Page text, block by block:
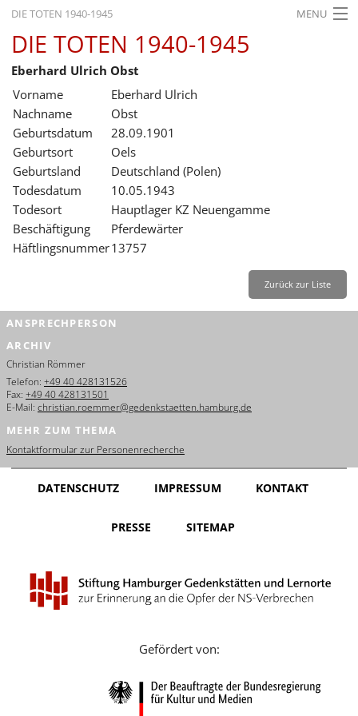
DIE TOTEN 1940-1945 MENU
STARTSEITE
AKTUELLES
AUSSTELLUNGEN
GESCHICHTE
BILDUNG
FORSCHUNG
SERVICE
Français
Dansk
Español
Nederlands
Português
Русский
Leichte Sprache
DIE TOTEN 1940-1945
Eberhard Ulrich Obst
Vorname
Eberhard Ulrich
Nachname
Obst
Geburtsdatum
28.09.1901
Geburtsort
Oels
Geburtsland
Deutschland (Polen)
Todesdatum
10.05.1943
Todesort
Hauptlager KZ Neuengamme
Beschäftigung
Pferdewärter
Häftlingsnummer13757
Zurück zur Liste
ANSPRECHPERSON
ARCHIV
Christian Römmer
Telefon: +49 40 428131526
Fax: +49 40 428131501
E-Mail: christian.roemmer@gedenkstaetten.hamburg.de
MEHR ZUM THEMA
Kontaktformular zur Personenrecherche
DATENSCHUTZ IMPRESSUM KONTAKT
PRESSE SITEMAP
Gefördert von: